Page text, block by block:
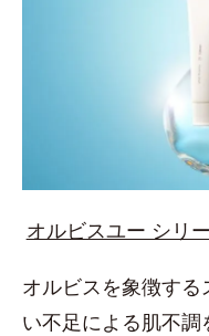
オルビスユー シリ
オルビスを象徴す
い不足による肌不